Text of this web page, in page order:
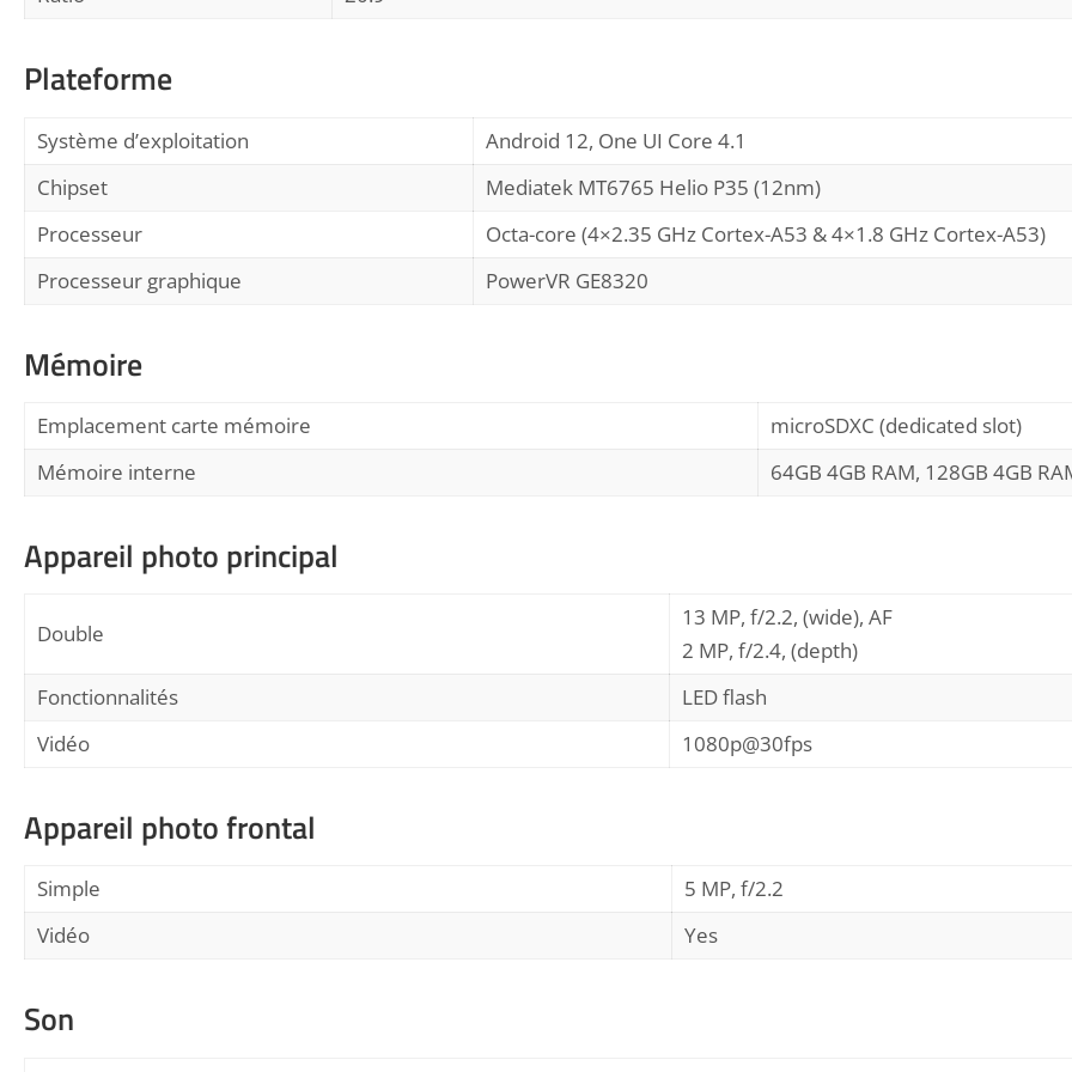
Plateforme
Système d’exploitation
Android 12, One UI Core 4.1
Chipset
Mediatek MT6765 Helio P35 (12nm)
Processeur
Octa-core (4×2.35 GHz Cortex-A53 & 4×1.8 GHz Cortex-A53)
Processeur graphique
PowerVR GE8320
Mémoire
Emplacement carte mémoire
microSDXC (dedicated slot)
Mémoire interne
64GB 4GB RAM, 128GB 4GB
Appareil photo principal
Double
13 MP, f/2.2, (wide), AF
2 MP, f/2.4, (depth)
Fonctionnalités
LED flash
Vidéo
1080p@30fps
Appareil photo frontal
Simple
5 MP, f/2.2
Vidéo
Yes
Son